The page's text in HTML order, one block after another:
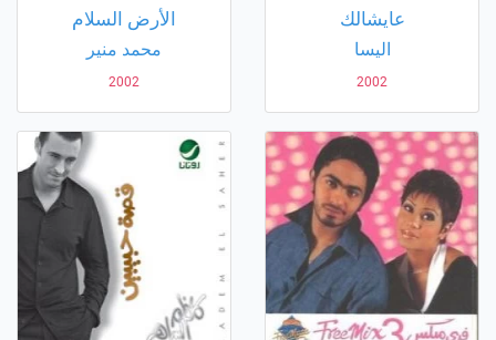
عايشالك
اليسا
2002
الأرض السلام
محمد منير
2002